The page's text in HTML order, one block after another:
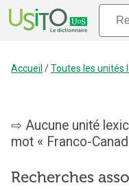
Accueil /Toutes les unités
Aucune unité
mot « Franco-
Recherches